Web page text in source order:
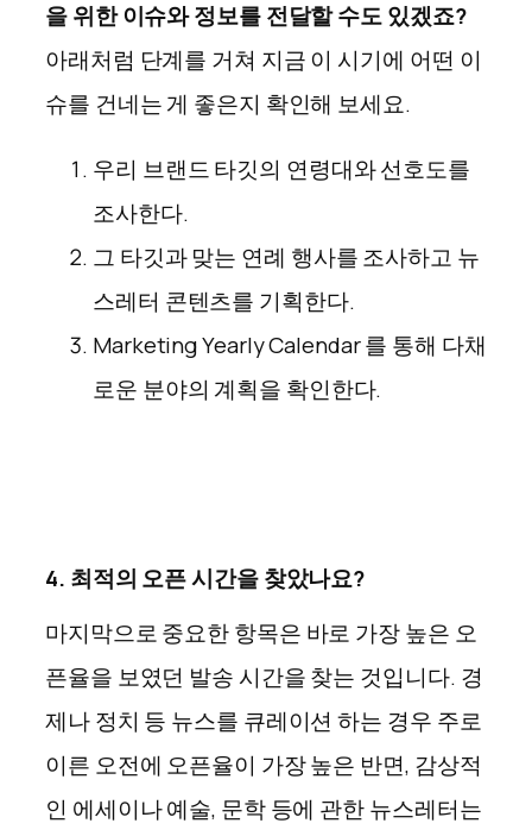
을 위한 이슈와 정보를 전달할 수도 있겠죠?
아래처럼 단계를 거쳐 지금 이 시기에 어떤 이
슈를 건네는 게 좋은지 확인해 보세요.
우리 브랜드 타깃의 연령대와 선호도를
조사한다.
그 타깃과 맞는 연례 행사를 조사하고 뉴
스레터 콘텐츠를 기획한다.
Marketing Yearly Calendar 를 통해 다채
로운 분야의 계획을 확인한다.
4. 최적의 오픈 시간을 찾았나요?
마지막으로 중요한 항목은 바로 가장 높은 오
픈율을 보였던 발송 시간을 찾는 것입니다. 경
제나 정치 등 뉴스를 큐레이션 하는 경우 주로
이른 오전에 오픈율이 가장 높은 반면, 감상적
인 에세이나 예술, 문학 등에 관한 뉴스레터는